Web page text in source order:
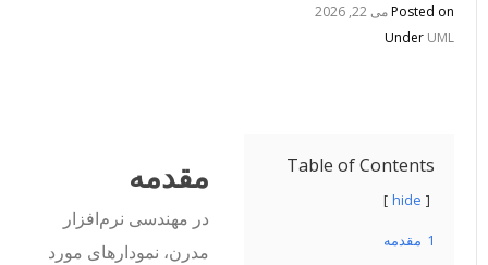
Posted onمی 22, 2026
UnderUML
Table of Contents
hide
مقدمه
مقدمه
در مهندسی نرم‌افزار
مدرن، نمودارهای مورد